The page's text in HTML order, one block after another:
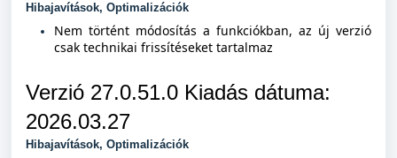
Hibajavítások, Optimalizációk
Nem történt módosítás a funkciókban, az új verzió
csak technikai frissítéseket tartalmaz
Verzió 27.0.51.0 Kiadás dátuma:
2026.03.27
Hibajavítások, Optimalizációk